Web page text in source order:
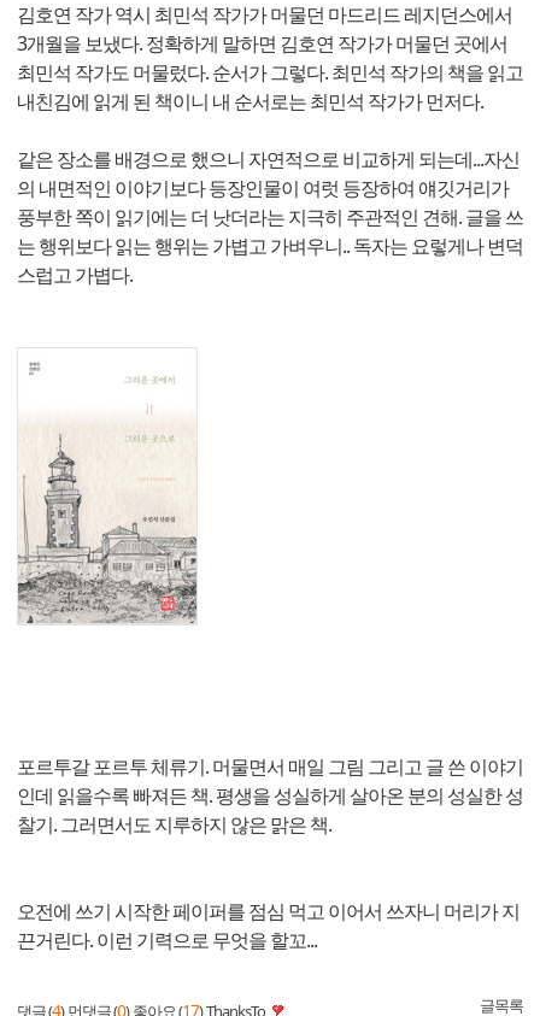
김호연 작가 역시 최민석 작가가 머물던 마드리드 레지던스에서
3개월을 보냈다. 정확하게 말하면 김호연 작가가 머물던 곳에서
최민석 작가도 머물렀다. 순서가 그렇다. 최민석 작가의 책을 읽고
내친김에 읽게 된 책이니 내 순서로는 최민석 작가가 먼저다.
같은 장소를 배경으로 했으니 자연적으로 비교하게 되는데...자신
의 내면적인 이야기보다 등장인물이 여럿 등장하여 얘깃거리가
풍부한 쪽이 읽기에는 더 낫더라는 지극히 주관적인 견해. 글을 쓰
는 행위보다 읽는 행위는 가볍고 가벼우니.. 독자는 요렇게나 변덕
스럽고 가볍다.
포르투갈 포르투 체류기. 머물면서 매일 그림 그리고 글 쓴 이야기
인데 읽을수록 빠져든 책. 평생을 성실하게 살아온 분의 성실한 성
찰기. 그러면서도 지루하지 않은 맑은 책.
오전에 쓰기 시작한 페이퍼를 점심 먹고 이어서 쓰자니 머리가 지
끈거린다. 이런 기력으로 무엇을 할꼬...
댓글 (4) 먼댓글 (0) 좋아요 (17)ThanksTo 글목록